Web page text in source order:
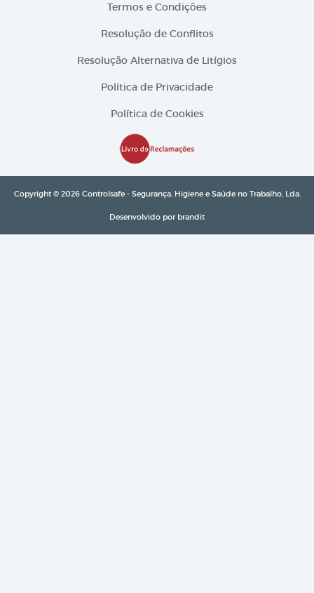
Termos e Condições
Resolução de Conflitos
Resolução Alternativa de Litígios
Política de Privacidade
Política de Cookies
Copyright © 2026 Controlsafe - Segurança, Higiene e Saúde no Trabalho, Lda.
Desenvolvido por brandit